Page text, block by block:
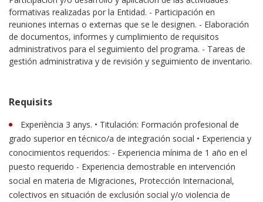
formativas realizadas por la Entidad. - Participación en
reuniones internas o externas que se le designen. - Elaboración
de documentos, informes y cumplimiento de requisitos
administrativos para el seguimiento del programa. - Tareas de
gestión administrativa y de revisión y seguimiento de inventario.
Requisits
Experiència 3 anys. • Titulación: Formación profesional de
grado superior en técnico/a de integración social • Experiencia y
conocimientos requeridos: - Experiencia mínima de 1 año en el
puesto requerido - Experiencia demostrable en intervención
social en materia de Migraciones, Protección Internacional,
colectivos en situación de exclusión social y/o violencia de